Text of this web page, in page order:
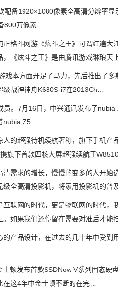
1920×1080像素全高清分辨率显
800万像素…
斗网游《炫斗之王》可谓红遍大
《炫斗之王》是由腾讯游戏琳琅天
本方面开足了马力，先后推出了多
战神神舟K680S-i7在2013Ch…
7月16日，中兴通讯发布了nubia
nubia Z5 …
超强待机续航著称，旗下手机产
旗下首款四核大屏超强续航王W8510
求的增长，慢慢的变多的人开始
全高清投影机，将家用投影机的普
网的时代，更是物联网的时代，
如果我们还停留在需要对准后才能
品设计，在过去的几十年中受到
发布首款SSDNow V系列固态硬
这4年中金士顿不断的在完…